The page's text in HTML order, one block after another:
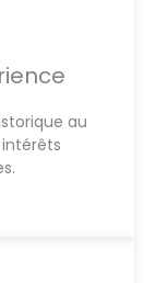
au